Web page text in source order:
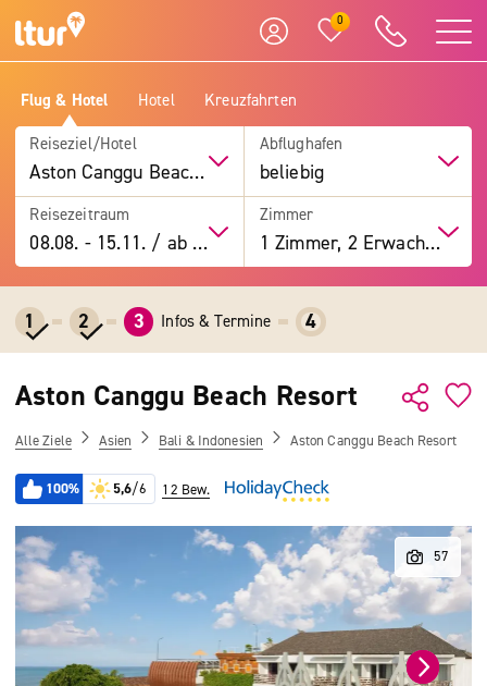
0
Flug & Hotel Hotel Kreuzfahrten
Reiseziel/Hotel
Aston Canggu Beach Resort
Abflughafen
beliebig
Reisezeitraum
08.08. -15.11. / ab 7 Tage
Zimmer
1 Zimmer, 2 Erwachsene
1 2 3 Infos & Termine 4
Aston Canggu Beach Resort
Alle Ziele Asien Bali & Indonesien Aston Canggu Beach Resort
100% 5,6/6 12 Bew.